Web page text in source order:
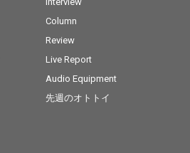
Column
Review
Live Report
Audio Equipment
先週のオトトイ